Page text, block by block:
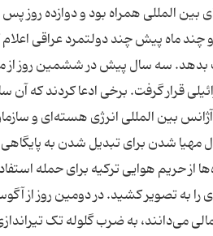
المللی همراه بود و دوازده روز پس
ماه پیش چند دولتمرد عراقی اعلام
بدهد. سه سال پیش در ششمین روز از
قرار گرفت. برخی ادعا کردند که آن
بین المللی انرژی هسته‌ای و
مهیا شدن برای تبدیل شدن به
حریم هوایی ترکیه برای حمله
می‌دانند، به ضرب گلوله تک